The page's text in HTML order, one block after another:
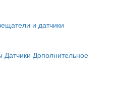
и датчики
Датчики Дополнительное